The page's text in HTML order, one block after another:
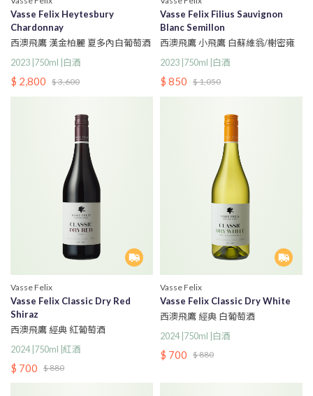
Vasse Felix Heytesbury
Chardonnay
西澳飛鷹 漢金柏麗 夏多內白葡萄酒
2023 |750ml |白酒
$ 2,800 $ 3,600
Vasse Felix Filius Sauvignon
Blanc Semillon
西澳飛鷹 小飛鷹 白蘇維翁/榭密雍
白葡萄酒
2023 |750ml |白酒
$ 850 $ 1,050
Vasse Felix
Vasse Felix Classic Dry Red
Shiraz
西澳飛鷹 經典 紅葡萄酒
2024 |750ml |紅酒
$ 700 $ 880
Vasse Felix
Vasse Felix Classic Dry White
西澳飛鷹 經典 白葡萄酒
2024 |750ml |白酒
$ 700 $ 880